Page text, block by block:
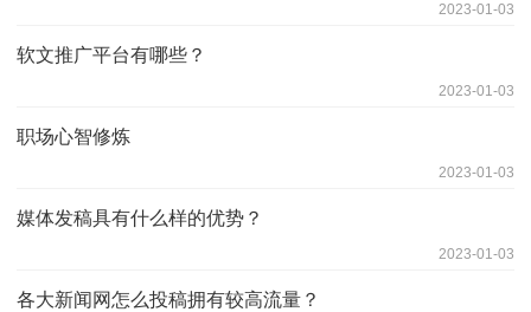
2023-01-03
软文推广平台有哪些？
2023-01-03
职场心智修炼
2023-01-03
媒体发稿具有什么样的优势？
2023-01-03
各大新闻网怎么投稿拥有较高流量？